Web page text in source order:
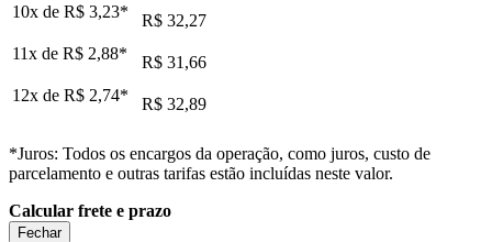
10x de R$ 3,23*
R$ 32,27
11x de R$ 2,88*
R$ 31,66
12x de R$ 2,74* R$ 32,89
*Juros: Todos os encargos da operação, como juros, custo de
parcelamento e outras tarifas estão incluídas neste valor.
Calcular frete e prazo
Fechar